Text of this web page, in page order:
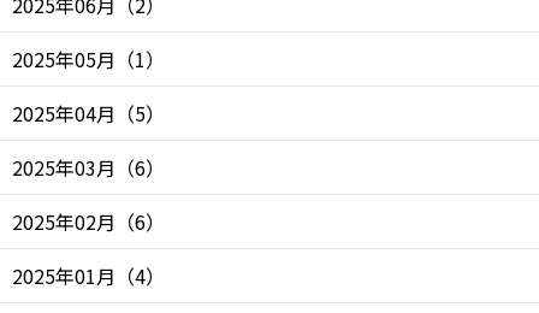
2025年05月 （1）
2025年04月 （5）
2025年03月 （6）
2025年02月 （6）
2025年01月 （4）